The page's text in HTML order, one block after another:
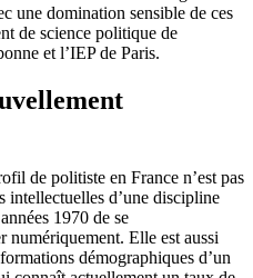
une domination sensible de ces
de science politique de
et l’IEP de Paris.
de politiste en France n’est pas
intellectuelles d’une discipline
1970 de se
numériquement. Elle est aussi
démographiques d’un